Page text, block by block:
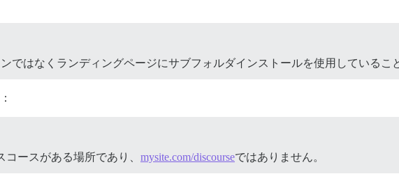
ではなくランディングページにサブフォルダインストールを使用しているこ
コースがある場所であり、 mysite.com/discourseではありません。